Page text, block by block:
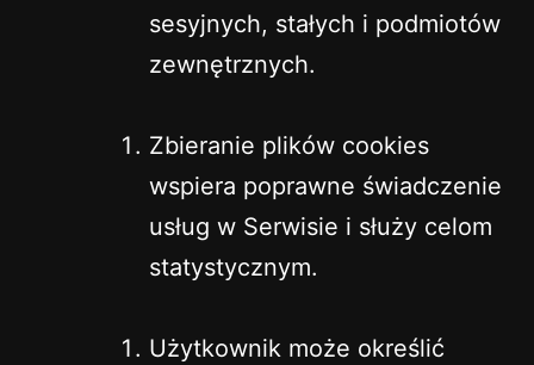
sesyjnych, stałych i podmiotów
zewnętrznych.
Zbieranie plików cookies
wspiera poprawne świadczenie
usług w Serwisie i służy celom
statystycznym.
Użytkownik może określić